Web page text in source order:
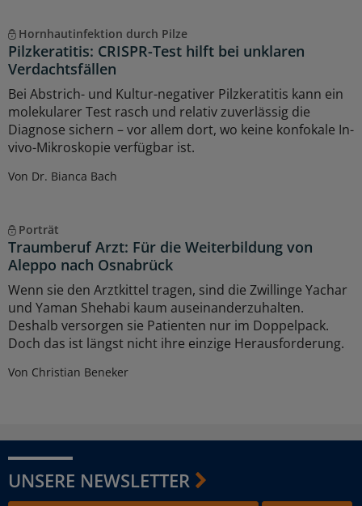
Hornhautinfektion durch Pilze
Pilzkeratitis: CRISPR-Test hilft bei unklaren
Verdachtsfällen
Bei Abstrich- und Kultur-negativer Pilzkeratitis kann ein
molekularer Test rasch und relativ zuverlässig die
Diagnose sichern – vor allem dort, wo keine konfokale In-
vivo-Mikroskopie verfügbar ist.
Von Dr. Bianca Bach
Porträt
Traumberuf Arzt: Für die Weiterbildung von
Aleppo nach Osnabrück
Wenn sie den Arztkittel tragen, sind die Zwillinge Yachar
und Yaman Shehabi kaum auseinanderzuhalten.
Deshalb versorgen sie Patienten nur im Doppelpack.
Doch das ist längst nicht ihre einzige Herausforderung.
Von Christian Beneker
UNSERE NEWSLETTER